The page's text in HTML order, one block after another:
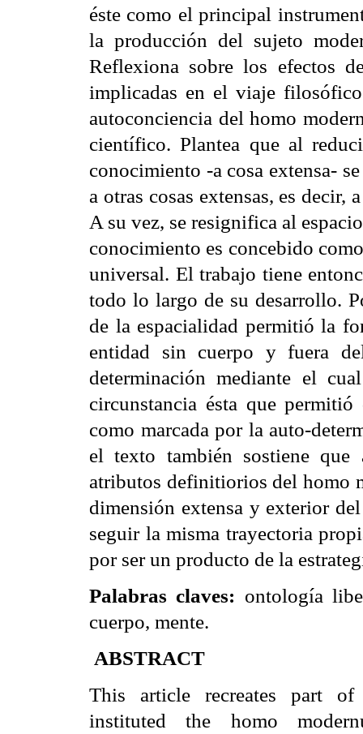
éste como el principal
la producción del sujeto
Reflexiona sobre los efectos
implicadas en el viaje
autoconciencia del homo
científico. Plantea que al
conocimiento -a cosa extensa-
a otras cosas extensas, es decir,
A su vez, se resignifica al
conocimiento es concebido
universal. El trabajo tiene
todo lo largo de su desarrollo.
de la espacialidad permitió la
entidad sin cuerpo y fuera
determinación mediante el
circunstancia ésta que
como marcada por la auto-
el texto también sostiene que
atributos definitiorios del homo
dimensión extensa y exterior
seguir la misma trayectoria
por ser un producto de la
Palabras claves: ontología
cuerpo, mente.
ABSTRACT
This article recreates part
instituted the homo